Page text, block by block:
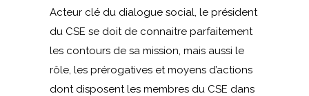
Acteur clé du dialogue social, le président
du CSE se doit de connaitre parfaitement
les contours de sa mission, mais aussi le
rôle, les prérogatives et moyens d’actions
dont disposent les membres du CSE dans